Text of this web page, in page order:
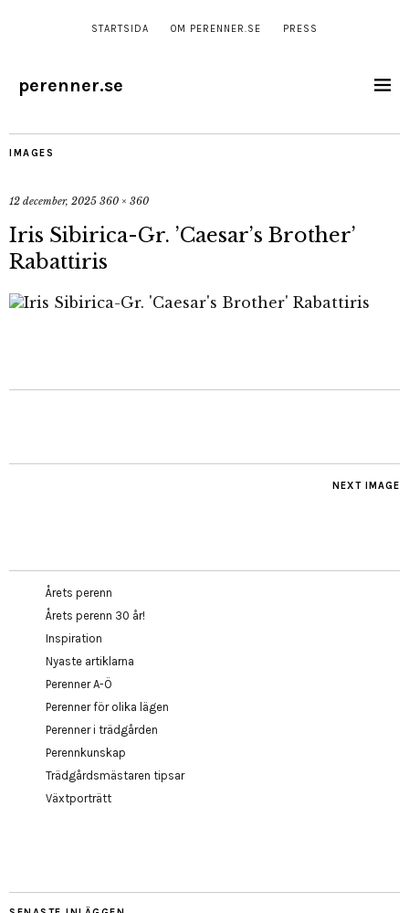
STARTSIDA OM PERENNER.SE PRESS
perenner.se
IMAGES
12 december, 2025 360 × 360
Iris Sibirica-Gr. ’Caesar’s Brother’
Rabattiris
NEXT IMAGE
Årets perenn
Årets perenn 30 år!
Inspiration
Nyaste artiklarna
Perenner A-Ö
Perenner för olika lägen
Perenner i trädgården
Perennkunskap
Trädgårdsmästaren tipsar
Växtporträtt